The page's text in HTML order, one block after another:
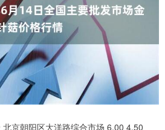
京朝阳区大洋路综合市场 6.00 4.50